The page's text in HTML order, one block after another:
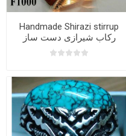
Handmade Shirazi stirrup
رکاب شیرازی دست ساز